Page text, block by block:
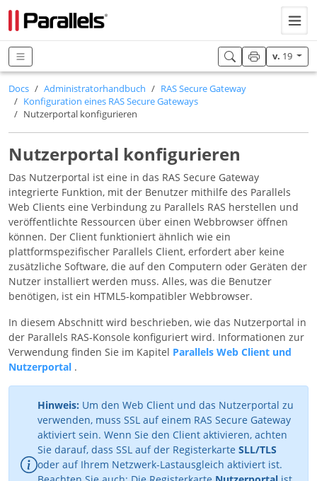
v. 19
Docs Administratorhandbuch
RAS Secure Gateway
Konfiguration eines RAS Secure Gateways
Nutzerportal konfigurieren
Nutzerportal konfigurieren
Das Nutzerportal ist eine in das RAS Secure Gateway
integrierte Funktion, mit der Benutzer mithilfe des Parallels
Web Clients eine Verbindung zu Parallels RAS herstellen und
veröffentlichte Ressourcen über einen Webbrowser öffnen
können. Der Client funktioniert ähnlich wie ein
plattformspezifischer Parallels Client, erfordert aber keine
zusätzliche Software, die auf den Computern oder Geräten der
Nutzer installiert werden muss. Alles, was die Benutzer
benötigen, ist ein HTML5-kompatibler Webbrowser.
In diesem Abschnitt wird beschrieben, wie das Nutzerportal in
der Parallels RAS-Konsole konfiguriert wird. Informationen zur
Verwendung finden Sie im Kapitel Parallels Web Client und
Nutzerportal .
Hinweis: Um den Web Client und das Nutzerportal zu
verwenden, muss SSL auf einem RAS Secure Gateway
aktiviert sein. Wenn Sie den Client aktivieren, achten
Sie darauf, dass SSL auf der Registerkarte SLL/TLS
oder auf Ihrem Netzwerk-Lastausgleich aktiviert ist.